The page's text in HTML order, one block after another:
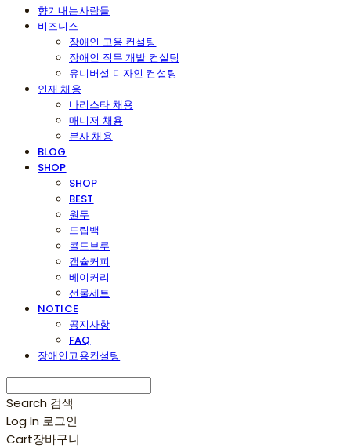
향기내는사람들
비즈니스
장애인 고용 컨설팅
장애인 직무 개발 컨설팅
유니버설 디자인 컨설팅
인재 채용
바리스타 채용
매니저 채용
본사 채용
BLOG
SHOP
SHOP
BEST
원두
드립백
콜드브루
캡슐커피
베이커리
선물세트
NOTICE
공지사항
FAQ
장애인고용컨설팅
Search 검색
Log In 로그인
Cart장바구니